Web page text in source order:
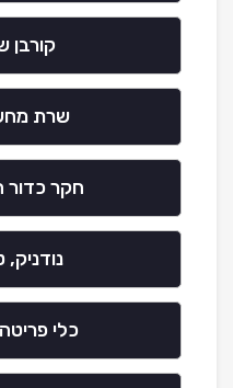
קורבן
שרת
חקר
כלי